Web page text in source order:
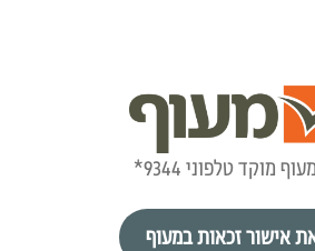
מוקד טלפוני 9344*
אישור זכאות במעוף